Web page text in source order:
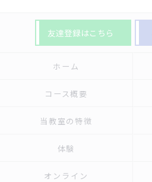
友達登録はこちら
ホーム
コース概要
当教室の特徴
体験
オンライン